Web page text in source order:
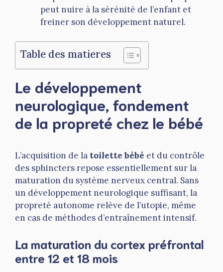
peut nuire à la sérénité de l’enfant et
freiner son développement naturel.
Table des matieres
Le développement
neurologique, fondement
de la propreté chez le bébé
L’acquisition de la toilette bébé et du contrôle
des sphincters repose essentiellement sur la
maturation du système nerveux central. Sans
un développement neurologique suffisant, la
propreté autonome relève de l’utopie, même
en cas de méthodes d’entraînement intensif.
La maturation du cortex préfrontal
entre 12 et 18 mois